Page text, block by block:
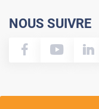
NOUS SUIVRE